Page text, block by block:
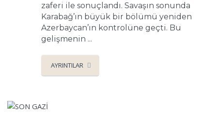
zaferi ile sonuçlandı. Savaşın sonunda
Karabağ’ın büyük bir bölümü yeniden
Azerbaycan’ın kontrolüne geçti. Bu
gelişmenin ...
AYRINTILAR